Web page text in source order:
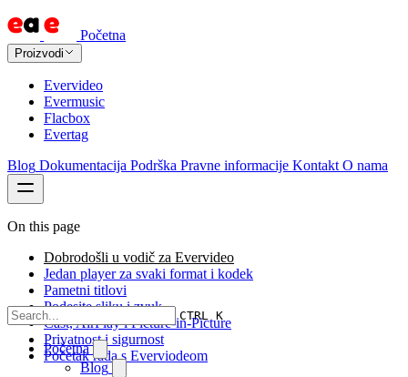
Početna
Proizvodi
Evervideo
Evermusic
Flacbox
Evertag
Blog Dokumentacija Podrška Pravne informacije Kontakt O nama
CTRL K
Početna
Blog
On this page
Dobrodošli u vodič za Evervideo
Jedan player za svaki format i kodek
Pametni titlovi
Podesite sliku i zvuk
Cast, AirPlay i Picture-in-Picture
Privatnost i sigurnost
Početak rada s Everviodeom